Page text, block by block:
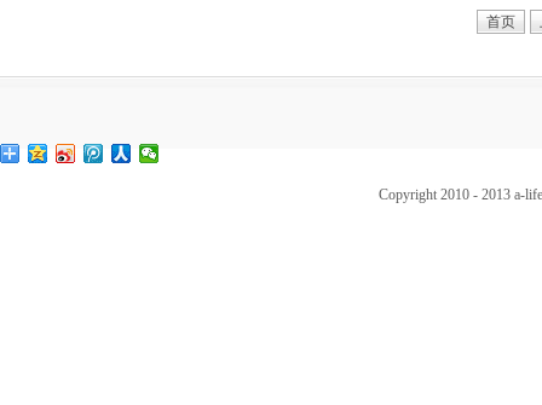
首页
Copyright 2010 - 2013 a-